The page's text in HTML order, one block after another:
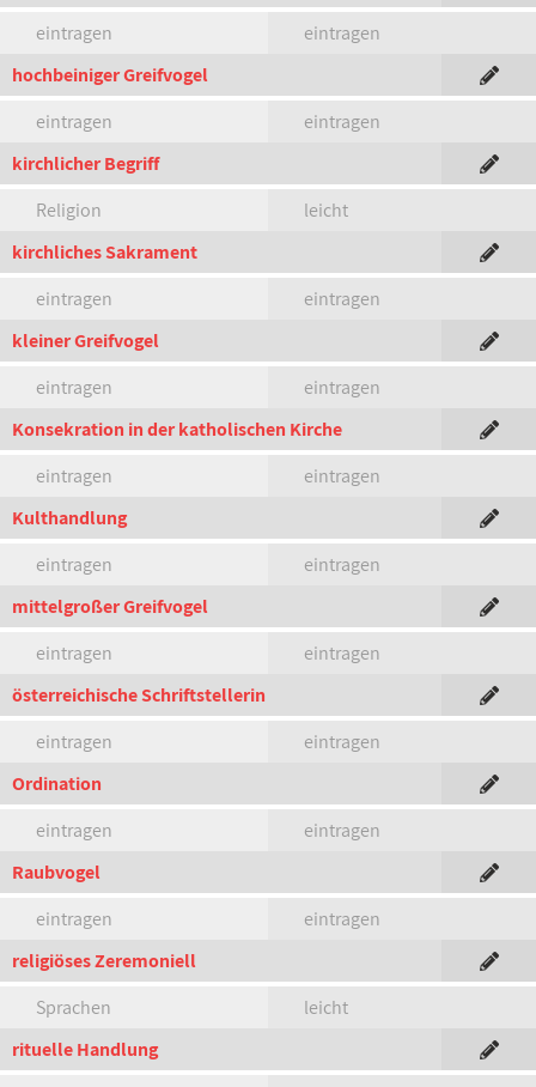
eintragen
eintragen
hochbeiniger Greifvogel
eintragen
eintragen
kirchlicher Begriff
Religion
leicht
kirchliches Sakrament
eintragen
eintragen
kleiner Greifvogel
eintragen
eintragen
Konsekration in der katholischen Kirche
eintragen
eintragen
Kulthandlung
eintragen
eintragen
mittelgroßer Greifvogel
eintragen
eintragen
österreichische Schriftstellerin
eintragen
eintragen
Ordination
eintragen
eintragen
Raubvogel
eintragen
eintragen
religiöses Zeremoniell
Sprachen
leicht
rituelle Handlung